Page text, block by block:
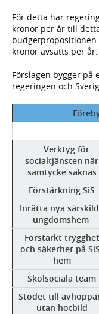
För detta har
kronor per år till
kronor avsätts per år.
Förslagen bygger på
regeringen och
Verktyg för
socialtjänsten när
samtycke saknas
Förstärkning SiS
Inrätta nya
ungdomshem
Förstärkt trygghet
och säkerhet på
hem
Skolsociala team
Stödet till
utan hotbild